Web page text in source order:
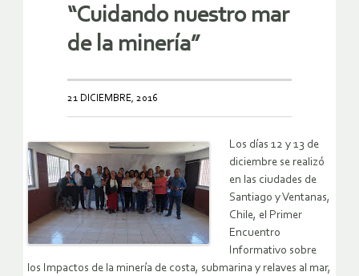
“Cuidando nuestro mar
de la minería”
21 DICIEMBRE, 2016
Los días 12 y 13 de
diciembre se realizó
en las ciudades de
Santiago y Ventanas,
Chile, el Primer
Encuentro
Informativo sobre
los Impactos de la minería de costa, submarina y relaves al mar,